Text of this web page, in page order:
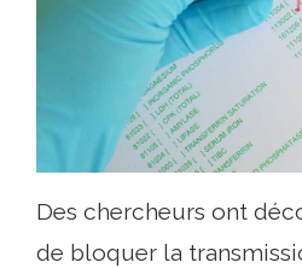
Des chercheurs ont
de bloquer la